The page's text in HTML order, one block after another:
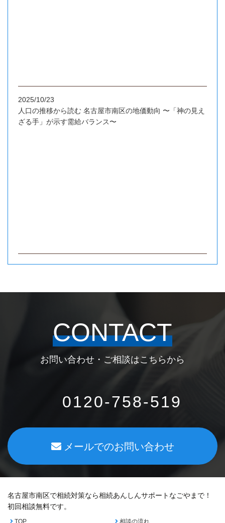
2025/10/23
人口の推移から読む 名古屋市南区の地価動向 〜「神の見え
ざる手」が示す需給バランス〜
CONTACT
お問い合わせ・ご相談はこちらから
0120-758-519
メールでのお問い合わせ
名古屋市南区で相続対策なら相続あんしんサポートなごやまで！
初回相談無料です。
TOP 相談の流れ